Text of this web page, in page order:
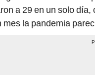
a 29 en un solo
mes la pandemia